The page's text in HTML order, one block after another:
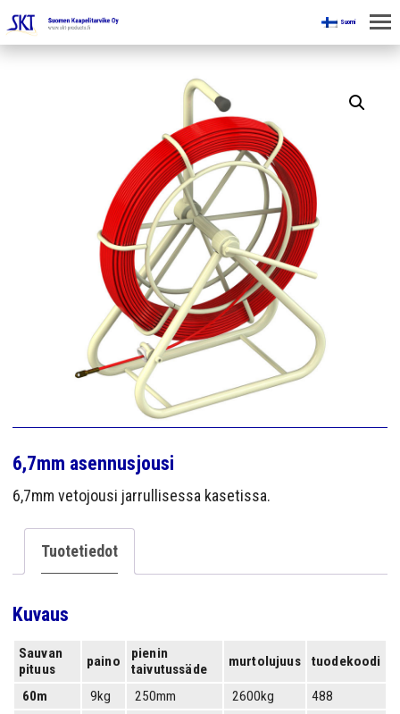
Suomi
KAIKKI OSASTOT
KAAPELINKÄSITTELYLAITTEET
JÄNNITETYÖLINJAVARUSTEET
KAIVOSTEOLLISUUDEN LAITTEET
ESITTEET
6,7mm asennusjousi
6,7mm vetojousi jarrullisessa kasetissa.
Tuotetiedot
Kuvaus
Sauvan
pituus
paino
pienin
taivutussäde
murtolujuus tuodekoodi
60m 9kg 250mm 2600kg
488